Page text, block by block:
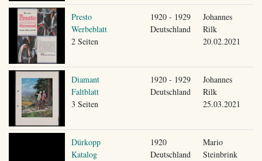
Presto
Werbeblatt
2 Seiten
1920 - 1929
Deutschland
Johannes
Rilk
20.02.2021
Diamant
Faltblatt
3 Seiten
1920 - 1929
Deutschland
Johannes
Rilk
25.03.2021
Dürkopp
Katalog
1920
Deutschland
Mario
Steinbrink